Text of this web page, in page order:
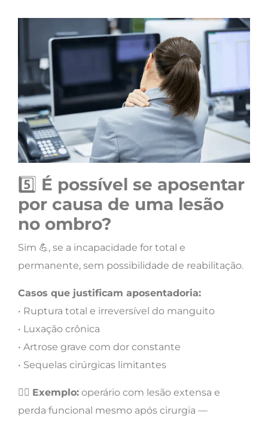
5️⃣ É possível se aposentar
por causa de uma lesão
no ombro?
Sim 💪, se a incapacidade for total e
permanente, sem possibilidade de reabilitação.
Casos que justificam aposentadoria:
• Ruptura total e irreversível do manguito
• Luxação crônica
• Artrose grave com dor constante
• Sequelas cirúrgicas limitantes
👷‍♂️ Exemplo: operário com lesão extensa e
perda funcional mesmo após cirurgia —